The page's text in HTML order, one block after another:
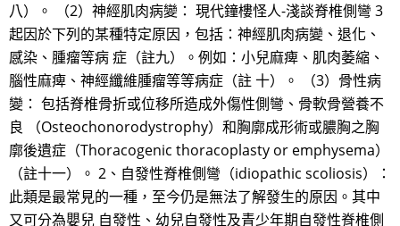
八）。 （2）神經肌肉病變： 現代鐘樓怪人-淺談脊椎側彎 3
起因於下列的某種特定原因，包括：神經肌肉病變、退化、
感染、腫瘤等病 症（註九）。例如：小兒麻痺、肌肉萎縮、
腦性麻痺、神經纖維腫瘤等等病症（註 十）。 （3）骨性病
變： 包括脊椎骨折或位移所造成外傷性側彎、骨軟骨營養不
良 （Osteochonorodystrophy）和胸廓成形術或膿胸之胸
廓後遺症（Thoracogenic thoracoplasty or emphysema）
（註十一）。 2、自發性脊椎側彎（idiopathic scoliosis）：
此類是最常見的一種，至今仍是無法了解發生的原因。其中
又可分為嬰兒 自發性、幼兒自發性及青少年期自發性脊椎側